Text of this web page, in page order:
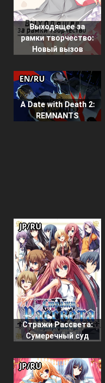
Выходящее за
рамки творчество:
Новый вызов
A Date with Death 2:
REMNANTS
EN/RU
Стражи Рассвета:
Сумеречный суд
JP/RU
JP/RU